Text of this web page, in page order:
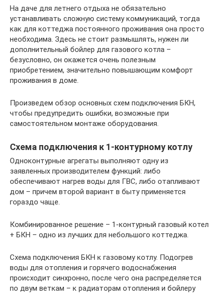
На даче для летнего отдыха не обязательно
устанавливать сложную систему коммуникаций, тогда
как для коттеджа постоянного проживания она просто
необходима. Здесь не стоит размышлять, нужен ли
дополнительный бойлер для газового котла –
безусловно, он окажется очень полезным
приобретением, значительно повышающим комфорт
проживания в доме.
Произведем обзор основных схем подключения БКН,
чтобы предупредить ошибки, возможные при
самостоятельном монтаже оборудования.
Схема подключения к 1-контурному котлу
Одноконтурные агрегаты выполняют одну из
заявленных производителем функций: либо
обеспечивают нагрев воды для ГВС, либо отапливают
дом – причем второй вариант в быту применяется
гораздо чаще.
Комбинированное решение – 1-контурный газовый котел
+ БКН – одно из лучших для небольшого коттеджа.
Схема подключения БКН к газовому котлу. Подогрев
воды для отопления и горячего водоснабжения
происходит синхронно, после чего она распределяется
по двум веткам – к радиаторам отопления и бойлеру